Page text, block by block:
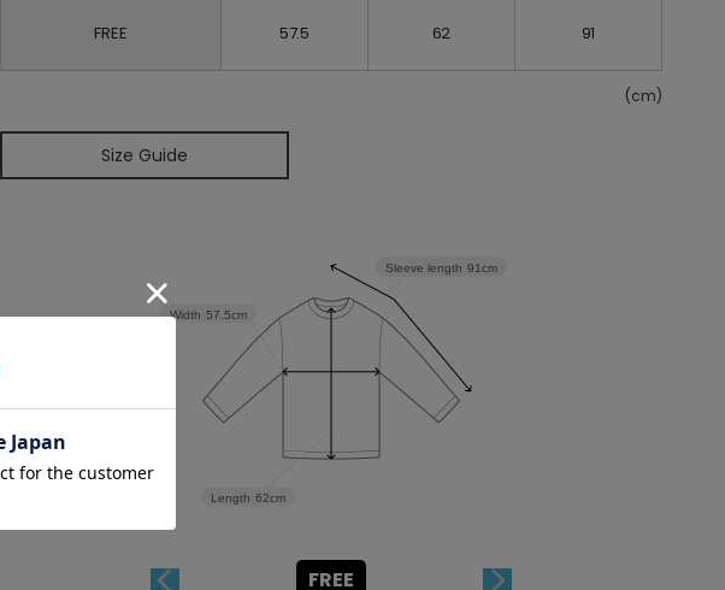
FREE 57.5 62 91
(cm)
Size Guide
Sleeve length 91cm
Length 62cm
Width 57.5cm
FREE